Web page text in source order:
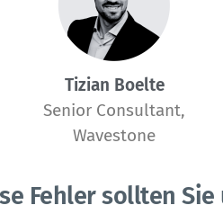
Tizian Boelte
Senior Consultant,
Wavestone
Fehler sollten